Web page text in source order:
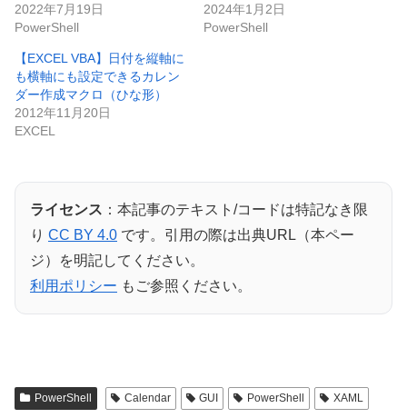
2022年7月19日
PowerShell
2024年1月2日
PowerShell
【EXCEL VBA】日付を縦軸に
も横軸にも設定できるカレン
ダー作成マクロ（ひな形）
2012年11月20日
EXCEL
ライセンス ：本記事のテキスト/コードは特記なき限
り CC BY 4.0 です。引用の際は出典URL（本ペー
ジ）を明記してください。
利用ポリシー もご参照ください。
PowerShell Calendar GUI PowerShell XAML